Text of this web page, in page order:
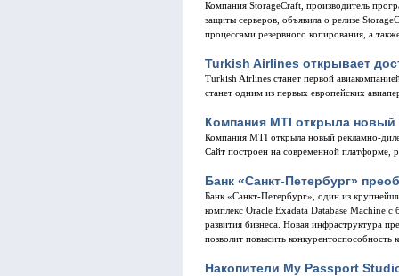
Компания StorageCraft, производитель
защиты серверов, объявила о релизе
процессами резервного копирования, а
Turkish Airlines открывает
Turkish Airlines станет первой
станет одним из первых европейских
Компания MTI открыла
Компания MTI открыла новый рекламно-
Сайт построен на современной платформе,
Банк «Санкт-Петербург»
Банк «Санкт-Петербург», один из
комплекс Oracle Exadata Database Machine с
развития бизнеса. Новая инфраструктура
позволит повысить конкурентоспособность
Накопители My Passport